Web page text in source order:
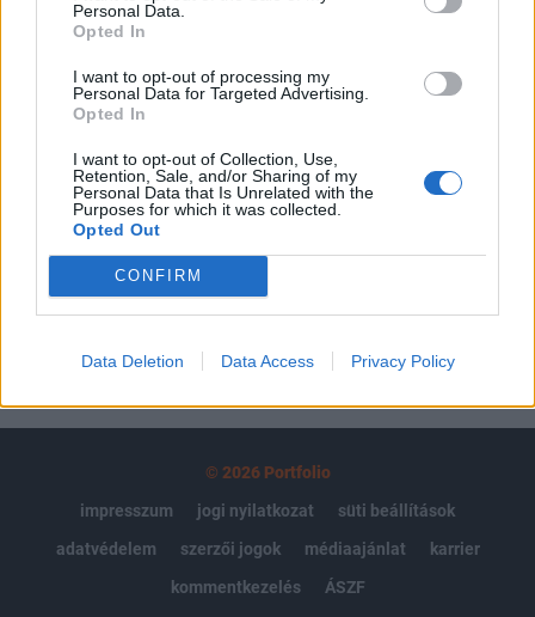
Personal Data.
Opted In
I want to opt-out of processing my
Personal Data for Targeted Advertising.
Opted In
I want to opt-out of Collection, Use,
Retention, Sale, and/or Sharing of my
Personal Data that Is Unrelated with the
Purposes for which it was collected.
Opted Out
CONFIRM
Data Deletion Data Access Privacy Policy
regisztrációhoz kötött.
Portfolio.hu teljes cikkarchívum
Kötéslisták: BÉT elmúlt 2 év napon belüli
Előfizetés
MÁR ELŐFIZETŐNK VAGY?
© 2026 Portfolio
impresszum
jogi nyilatkozat
süti beállítások
adatvédelem
szerzői jogok médiaajánlat
karrier
kommentkezelés
ÁSZF